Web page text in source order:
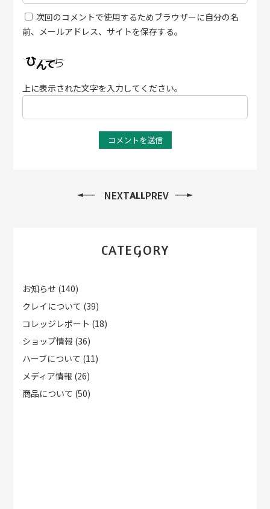
次回のコメントで使用するためブラウザーに自分の名
前、メールアドレス、サイトを保存する。
上に表示された文字を入力してください。
NEXTALLPREV
CATEGORY
お知らせ (140)
クレイについて (39)
コレッジレポート (18)
ショップ情報 (36)
ハーブについて (11)
メディア情報 (26)
商品について (50)